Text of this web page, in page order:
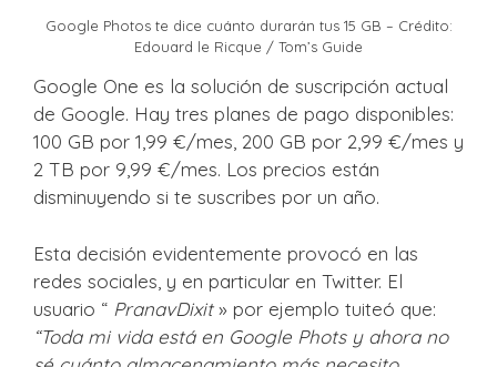
Google Photos te dice cuánto durarán tus 15 GB – Crédito:
Edouard le Ricque / Tom’s Guide
Google One es la solución de suscripción actual
de Google. Hay tres planes de pago disponibles:
100 GB por 1,99 €/mes, 200 GB por 2,99 €/mes y
2 TB por 9,99 €/mes. Los precios están
disminuyendo si te suscribes por un año.
Esta decisión evidentemente provocó en las
redes sociales, y en particular en Twitter. El
usuario “ PranavDixit» por ejemplo tuiteó que:
“Toda mi vida está en Google Phots y ahora no